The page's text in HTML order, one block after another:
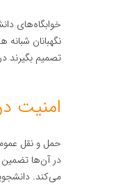
خوابگاه‌های
نگهبانان
تصمیم بگیرند
امنیت
حمل و نقل
در آن‌ها
می‌کند.